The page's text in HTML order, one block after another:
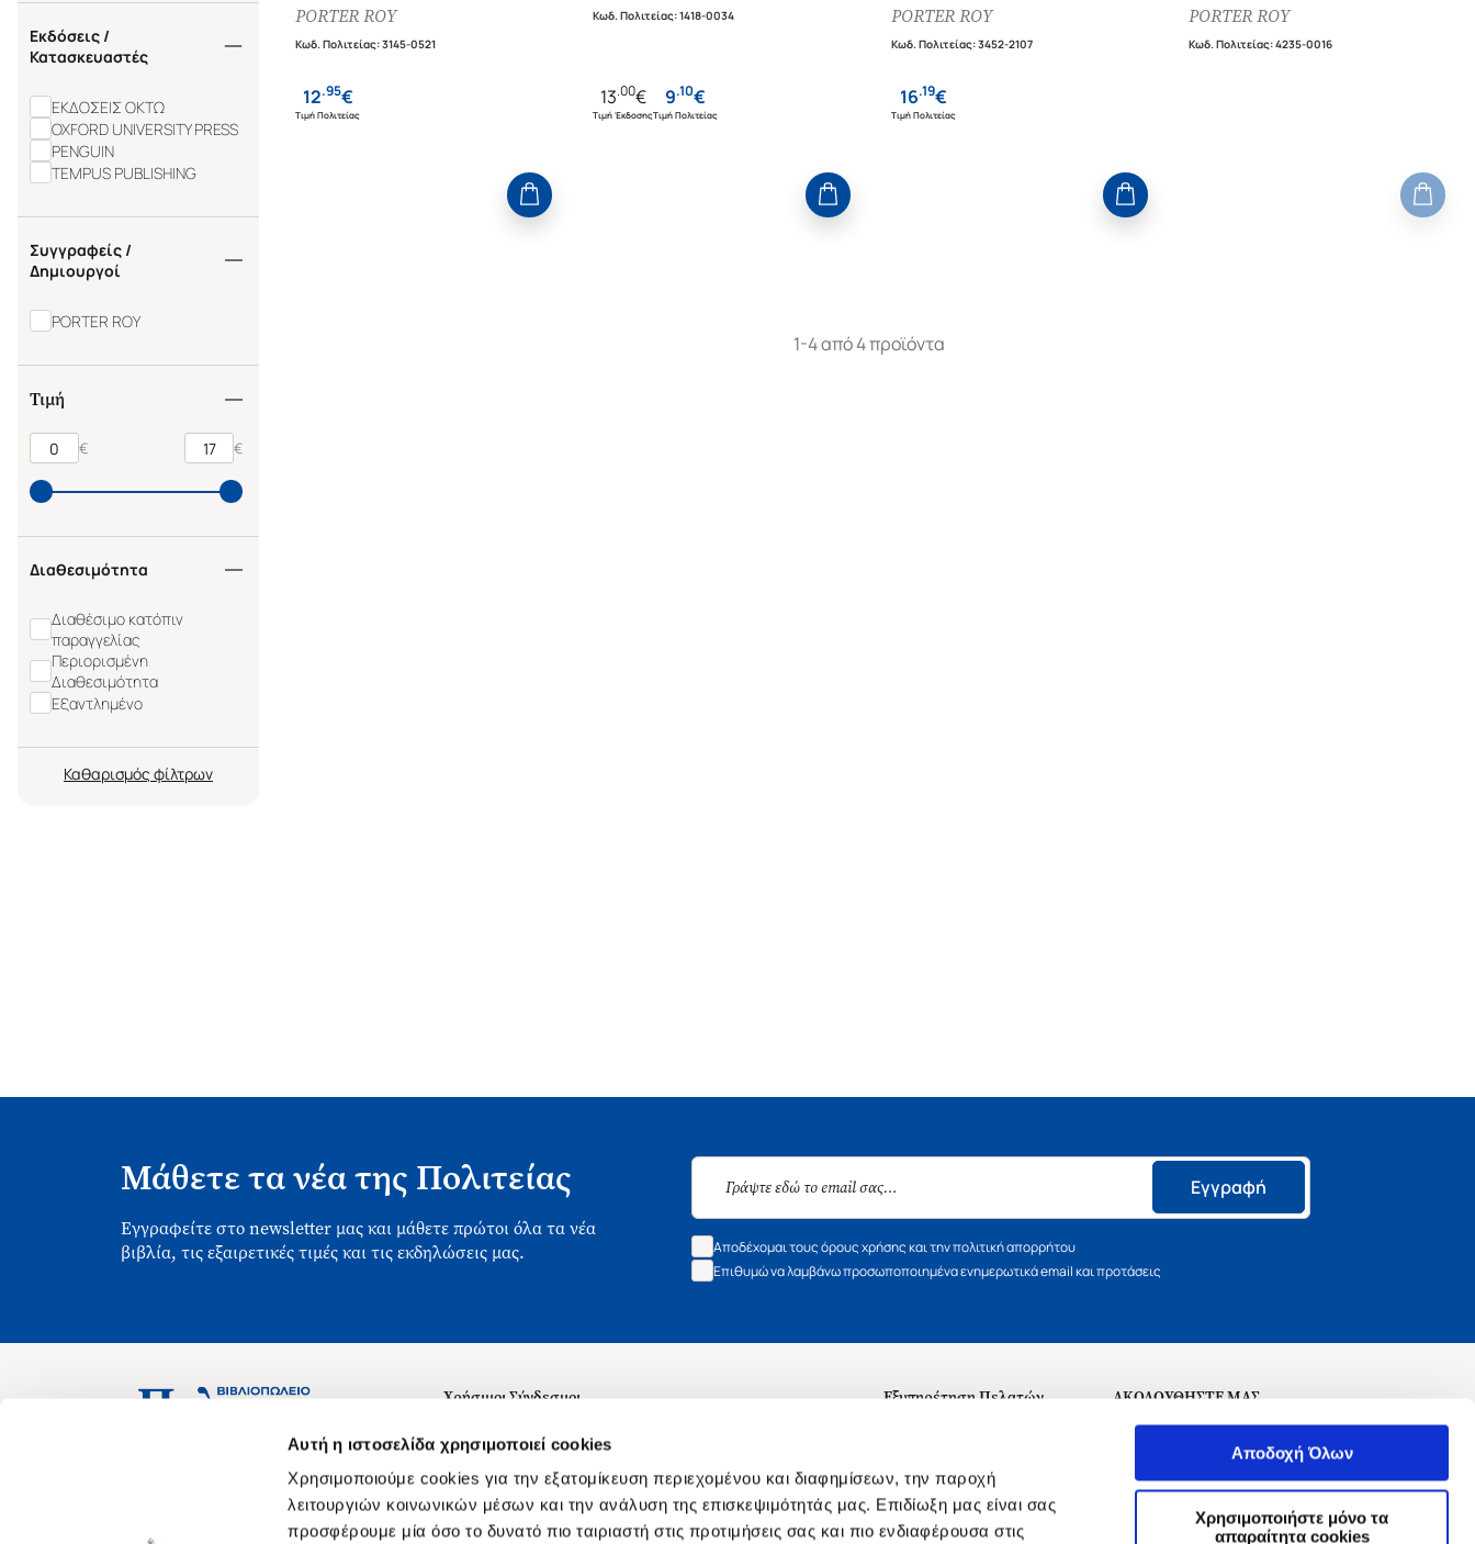
Αυτή η ιστοσελίδα χρησιμοποιεί cookies
Χρησιμοποιούμε cookies για την εξατομίκευση περιεχομένου και διαφημίσεων, την παροχή
λειτουργιών κοινωνικών μέσων και την ανάλυση της επισκεψιμότητάς μας. Επιδίωξη μας είναι σας
προσφέρουμε μία όσο το δυνατό πιο ταιριαστή στις προτιμήσεις σας και πιο ενδιαφέρουσα στις
Αποδοχή Όλων
Χρησιμοποιήστε μόνο τα
απαραίτητα cookies
Εκδόσεις /
Κατασκευαστές
ΕΚΔΟΣΕΙΣ ΟΚΤΩ
OXFORD UNIVERSITY PRESS
PENGUIN
TEMPUS PUBLISHING
Συγγραφείς /
Δημιουργοί
PORTER ROY
Τιμή
€ €
Διαθεσιμότητα
Διαθέσιμο κατόπιν
παραγγελίας
Περιορισμένη
Διαθεσιμότητα
Εξαντλημένο
Καθαρισμός
PORTER ROY
Κωδ. Πολιτείας:3145-0521
12.95€
Τιμή Πολιτείας
Κωδ. Πολιτείας:1418-0034
13.00€
Τιμή Έκδοσης
9.10€
Τιμή Πολιτείας
PORTER ROY
Κωδ. Πολιτείας:3452-2107
16.19€
Τιμή Πολιτείας
MADHOUSES, MAD-DOCTORS
AND LUNATICS
PORTER ROY
Κωδ. Πολιτείας:4235-0016
1-4 από 4 προϊόντα
Μάθετε τα νέα της Πολιτείας
Εγγραφείτε στο newsletter μας και μάθετε πρώτοι όλα τα νέα
βιβλία, τις εξαιρετικές τιμές και τις εκδηλώσεις μας.
Εγγραφή
Αποδέχομαι τους όρους χρήσης και την πολιτική απορρήτου
Επιθυμώ να λαμβάνω προσωποποιημένα ενημερωτικά email και προτάσεις
Ασκληπιού 1-3, Αθήνα 106 79
Χρήσιμοι Σύνδεσμοι
Σχετικά με εμάς
Θέσεις Εργασίας
Οδηγίες για τις "Λίστες Επιθυμητών" και τη Βιβλιοθήκη
Οδηγίες Χρήσης Αναζήτησης
Εξυπηρέτηση Πελατών
B2B
Δικαίωμα Υπαναχώρησης
ΑΚΟΛΟΥΘΗΣΤΕ ΜΑΣ